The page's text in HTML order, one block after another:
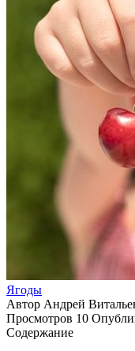
Ягоды
Автор Андрей
Просмотров 10
Содержание